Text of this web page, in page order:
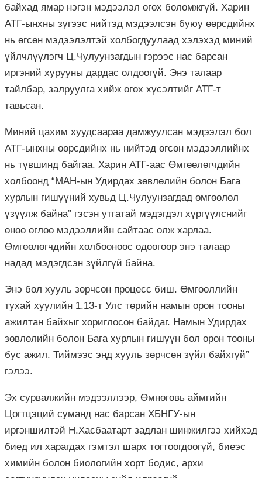
байхад ямар нэгэн мэдээлэл өгөх боломжгүй. Харин
АТГ-ынхны зүгээс нийтэд мэдээлсэн буюу өөрсдийнх
нь өгсөн мэдээлэлтэй холбогдуулаад хэлэхэд миний
үйлчлүүлэгч Ц.Чулуунзагдын гэрээс нас барсан
иргэний хурууны дардас олдоогүй. Энэ талаар
тайлбар, залруулга хийж өгөх хүсэлтийг АТГ-т
тавьсан.
Миний цахим хуудсаараа дамжуулсан мэдээлэл бол
АТГ-ынхны өөрсдийнх нь нийтэд өгсөн мэдээллийнх
нь түвшинд байгаа. Харин АТГ-аас Өмгөөлөгчдийн
холбоонд “МАН-ын Удирдах зөвлөлийн болон Бага
хурлын гишүүний хувьд Ц.Чулуунзагдад өмгөөлөл
үзүүлж байна” гэсэн утгатай мэдэгдэл хүргүүлснийг
өнөө өглөө мэдээллийн сайтаас олж харлаа.
Өмгөөлөгчдийн холбооноос одоогоор энэ талаар
надад мэдэгдсэн зүйлгүй байна.
Энэ бол хууль зөрчсөн процесс биш. Өмгөөллийн
тухай хуулийн 1.13-т Улс төрийн намын орон тооны
ажилтан байхыг хориглосон байдаг. Намын Удирдах
зөвлөлийн болон Бага хурлын гишүүн бол орон тооны
бус ажил. Тиймээс энд хууль зөрчсөн зүйл байхгүй”
гэлээ.
Эх сурвалжийн мэдээллээр, Өмнөговь аймгийн
Цогтцэций суманд нас барсан ХБНГУ-ын
иргэншилтэй Н.Хасбаатарт задлан шинжилгээ хийхэд
биед ил харагдах гэмтэл шарх тогтоогдоогүй, биеэс
химийн болон биологийн хорт бодис, архи